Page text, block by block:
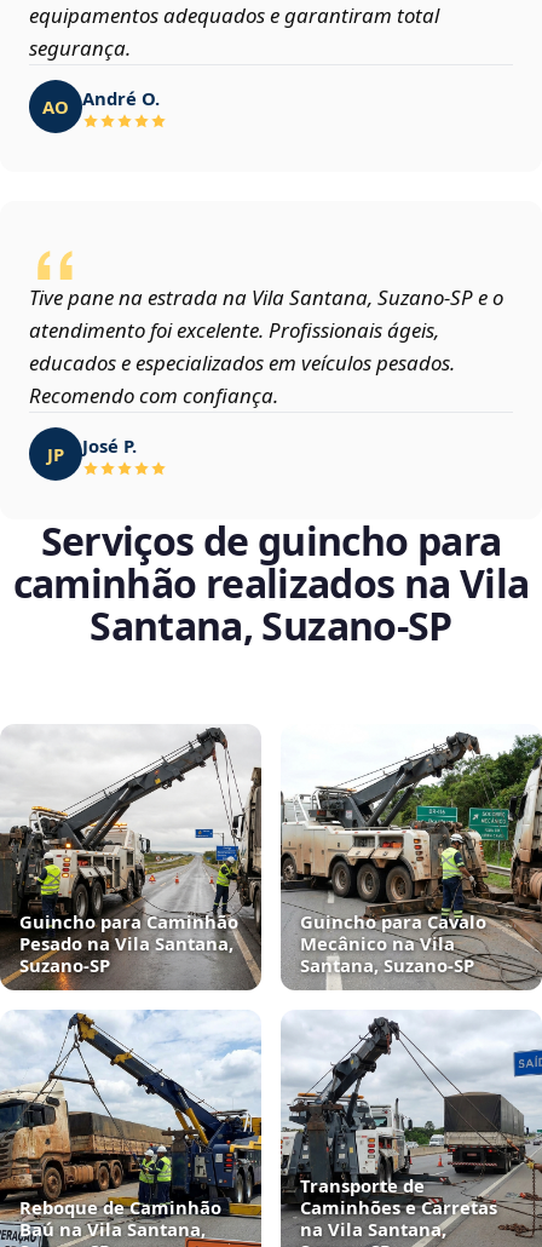
equipamentos adequados e garantiram total
segurança.
AO André O.
Tive pane na estrada na Vila Santana, Suzano‑SP e o
atendimento foi excelente. Profissionais ágeis,
educados e especializados em veículos pesados.
Recomendo com confiança.
JP José P.
Serviços de guincho para
caminhão realizados na Vila
Santana, Suzano‑SP
Guincho para Caminhão
Pesado na Vila Santana,
Suzano‑SP
Guincho para Cavalo
Mecânico na Vila
Santana, Suzano‑SP
Reboque de Caminhão
Baú na Vila Santana,
Transporte de
Caminhões e Carretas
na Vila Santana,